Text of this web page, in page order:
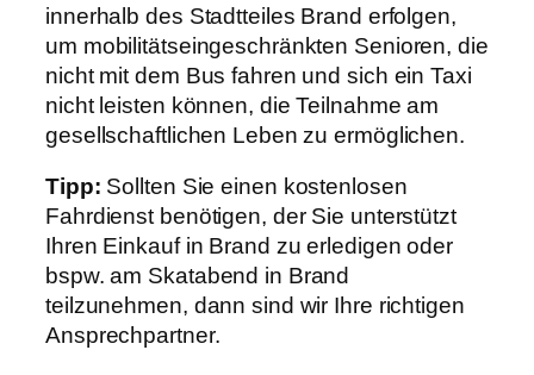
innerhalb des Stadtteiles Brand erfolgen,
um mobilitätseingeschränkten Senioren, die
nicht mit dem Bus fahren und sich ein Taxi
nicht leisten können, die Teilnahme am
gesellschaftlichen Leben zu ermöglichen.
Tipp: Sollten Sie einen kostenlosen
Fahrdienst benötigen, der Sie unterstützt
Ihren Einkauf in Brand zu erledigen oder
bspw. am Skatabend in Brand
teilzunehmen, dann sind wir Ihre richtigen
Ansprechpartner.